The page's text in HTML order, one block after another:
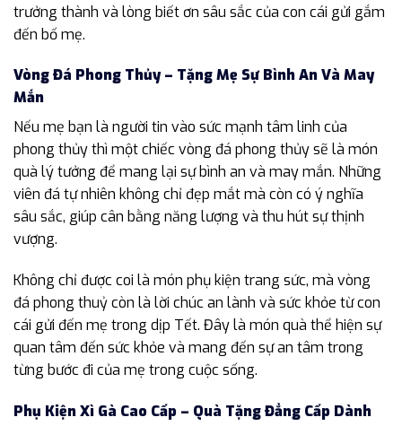
trưởng thành và lòng biết ơn sâu sắc của con cái gửi gắm
đến bố mẹ.
Vòng Đá Phong Thủy – Tặng Mẹ Sự Bình An Và May
Mắn
Nếu mẹ bạn là người tin vào sức mạnh tâm linh của
phong thủy thì một chiếc vòng đá phong thủy sẽ là món
quà lý tưởng để mang lại sự bình an và may mắn. Những
viên đá tự nhiên không chỉ đẹp mắt mà còn có ý nghĩa
sâu sắc, giúp cân bằng năng lượng và thu hút sự thịnh
vượng.
Không chỉ được coi là món phụ kiện trang sức, mà vòng
đá phong thuỷ còn là lời chúc an lành và sức khỏe từ con
cái gửi đến mẹ trong dịp Tết. Đây là món quà thể hiện sự
quan tâm đến sức khỏe và mang đến sự an tâm trong
từng bước đi của mẹ trong cuộc sống.
Phụ Kiện Xì Gà Cao Cấp – Quà Tặng Đẳng Cấp Dành